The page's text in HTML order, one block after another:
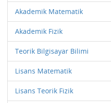
Akademik Matematik
Akademik Fizik
Teorik Bilgisayar Bilimi
Lisans Matematik
Lisans Teorik Fizik